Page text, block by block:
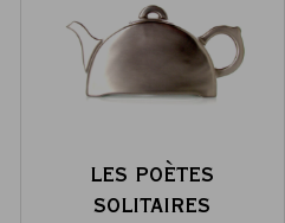
LES POÈTES
SOLITAIRES